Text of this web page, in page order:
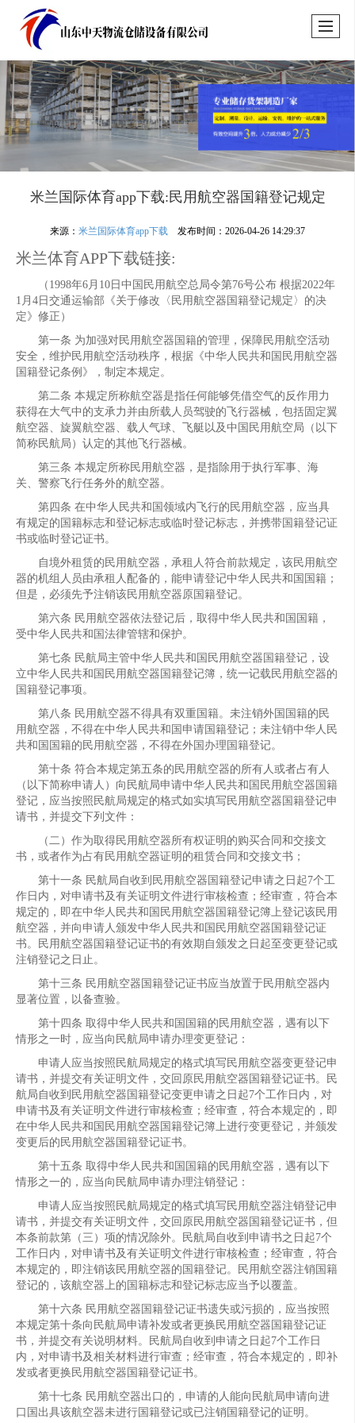
米兰国际体育app下载:民用航空器国籍登记规定
来源：米兰国际体育app下载 发布时间：2026-04-26 14:29:37
米兰体育APP下载链接:
（1998年6月10日中国民用航空总局令第76号公布 根据2022年
1月4日交通运输部《关于修改〈民用航空器国籍登记规定〉的决
定》修正）
第一条 为加强对民用航空器国籍的管理，保障民用航空活动
安全，维护民用航空活动秩序，根据《中华人民共和国民用航空器
国籍登记条例》，制定本规定。
第二条 本规定所称航空器是指任何能够凭借空气的反作用力
获得在大气中的支承力并由所载人员驾驶的飞行器械，包括固定翼
航空器、旋翼航空器、载人气球、飞艇以及中国民用航空局（以下
简称民航局）认定的其他飞行器械。
第三条 本规定所称民用航空器，是指除用于执行军事、海
关、警察飞行任务外的航空器。
第四条 在中华人民共和国领域内飞行的民用航空器，应当具
有规定的国籍标志和登记标志或临时登记标志，并携带国籍登记证
书或临时登记证书。
自境外租赁的民用航空器，承租人符合前款规定，该民用航空
器的机组人员由承租人配备的，能申请登记中华人民共和国国籍；
但是，必须先予注销该民用航空器原国籍登记。
第六条 民用航空器依法登记后，取得中华人民共和国国籍，
受中华人民共和国法律管辖和保护。
第七条 民航局主管中华人民共和国民用航空器国籍登记，设
立中华人民共和国民用航空器国籍登记簿，统一记载民用航空器的
国籍登记事项。
第八条 民用航空器不得具有双重国籍。未注销外国国籍的民
用航空器，不得在中华人民共和国申请国籍登记；未注销中华人民
共和国国籍的民用航空器，不得在外国办理国籍登记。
第十条 符合本规定第五条的民用航空器的所有人或者占有人
（以下简称申请人）向民航局申请中华人民共和国民用航空器国籍
登记，应当按照民航局规定的格式如实填写民用航空器国籍登记申
请书，并提交下列文件：
（二）作为取得民用航空器所有权证明的购买合同和交接文
书，或者作为占有民用航空器证明的租赁合同和交接文书；
第十一条 民航局自收到民用航空器国籍登记申请之日起7个工
作日内，对申请书及有关证明文件进行审核检查；经审查，符合本
规定的，即在中华人民共和国民用航空器国籍登记簿上登记该民用
航空器，并向申请人颁发中华人民共和国民用航空器国籍登记证
书。民用航空器国籍登记证书的有效期自颁发之日起至变更登记或
注销登记之日止。
第十三条 民用航空器国籍登记证书应当放置于民用航空器内
显著位置，以备查验。
第十四条 取得中华人民共和国国籍的民用航空器，遇有以下
情形之一时，应当向民航局申请办理变更登记：
申请人应当按照民航局规定的格式填写民用航空器变更登记申
请书，并提交有关证明文件，交回原民用航空器国籍登记证书。民
航局自收到民用航空器国籍登记变更申请之日起7个工作日内，对
申请书及有关证明文件进行审核检查；经审查，符合本规定的，即
在中华人民共和国民用航空器国籍登记簿上进行变更登记，并颁发
变更后的民用航空器国籍登记证书。
第十五条 取得中华人民共和国国籍的民用航空器，遇有以下
情形之一的，应当向民航局申请办理注销登记：
申请人应当按照民航局规定的格式填写民用航空器注销登记申
请书，并提交有关证明文件，交回原民用航空器国籍登记证书，但
本条前款第（三）项的情况除外。民航局自收到申请书之日起7个
工作日内，对申请书及有关证明文件进行审核检查；经审查，符合
本规定的，即注销该民用航空器的国籍登记。民用航空器注销国籍
登记的，该航空器上的国籍标志和登记标志应当予以覆盖。
第十六条 民用航空器国籍登记证书遗失或污损的，应当按照
本规定第十条向民航局申请补发或者更换民用航空器国籍登记证
书，并提交有关说明材料。民航局自收到申请之日起7个工作日
内，对申请书及相关材料进行审查；经审查，符合本规定的，即补
发或者更换民用航空器国籍登记证书。
第十七条 民用航空器出口的，申请的人能向民航局申请向进
口国出具该航空器未进行国籍登记或已注销国籍登记的证明。